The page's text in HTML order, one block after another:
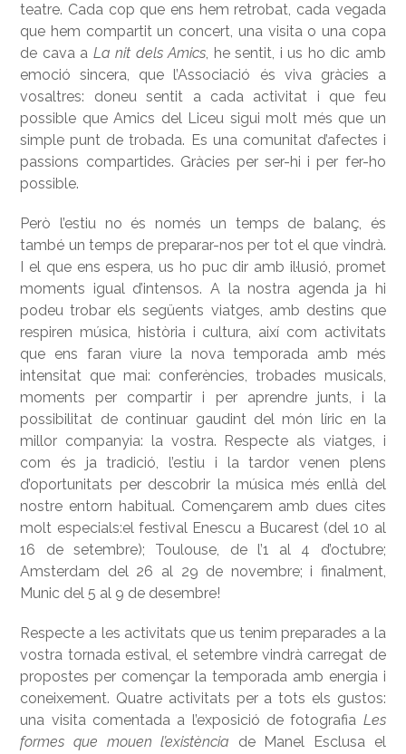
teatre. Cada cop que ens hem retrobat, cada vegada
que hem compartit un concert, una visita o una copa
de cava a La nit dels Amics, he sentit, i us ho dic amb
emoció sincera, que l’Associació és viva gràcies a
vosaltres: doneu sentit a cada activitat i que feu
possible que Amics del Liceu sigui molt més que un
simple punt de trobada. Es una comunitat d’afectes i
passions compartides. Gràcies per ser-hi i per fer-ho
possible.
Però l’estiu no és només un temps de balanç, és
també un temps de preparar-nos per tot el que vindrà.
I el que ens espera, us ho puc dir amb il·lusió, promet
moments igual d’intensos. A la nostra agenda ja hi
podeu trobar els següents viatges, amb destins que
respiren música, història i cultura, així com activitats
que ens faran viure la nova temporada amb més
intensitat que mai: conferències, trobades musicals,
moments per compartir i per aprendre junts, i la
possibilitat de continuar gaudint del món líric en la
millor companyia: la vostra. Respecte als viatges, i
com és ja tradició, l’estiu i la tardor venen plens
d’oportunitats per descobrir la música més enllà del
nostre entorn habitual. Començarem amb dues cites
molt especials:el festival Enescu a Bucarest (del 10 al
16 de setembre); Toulouse, de l’1 al 4 d’octubre;
Amsterdam del 26 al 29 de novembre; i finalment,
Munic del 5 al 9 de desembre!
Respecte a les activitats que us tenim preparades a la
vostra tornada estival, el setembre vindrà carregat de
propostes per començar la temporada amb energia i
coneixement. Quatre activitats per a tots els gustos:
una visita comentada a l’exposició de fotografia Les
formes que mouen l’existència de Manel Esclusa el